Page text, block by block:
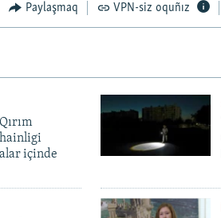
Paylaşmaq VPN-siz oquñız
içinde